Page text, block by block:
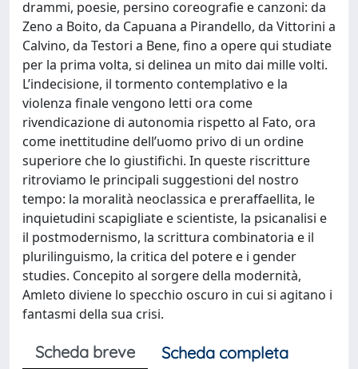
drammi, poesie, persino coreografie e canzoni: da
Zeno a Boito, da Capuana a Pirandello, da Vittorini a
Calvino, da Testori a Bene, fino a opere qui studiate
per la prima volta, si delinea un mito dai mille volti.
L’indecisione, il tormento contemplativo e la
violenza finale vengono letti ora come
rivendicazione di autonomia rispetto al Fato, ora
come inettitudine dell’uomo privo di un ordine
superiore che lo giustifichi. In queste riscritture
ritroviamo le principali suggestioni del nostro
tempo: la moralità neoclassica e preraffaellita, le
inquietudini scapigliate e scientiste, la psicanalisi e
il postmodernismo, la scrittura combinatoria e il
plurilinguismo, la critica del potere e i gender
studies. Concepito al sorgere della modernità,
Amleto diviene lo specchio oscuro in cui si agitano i
fantasmi della sua crisi.
Scheda breve
Scheda completa